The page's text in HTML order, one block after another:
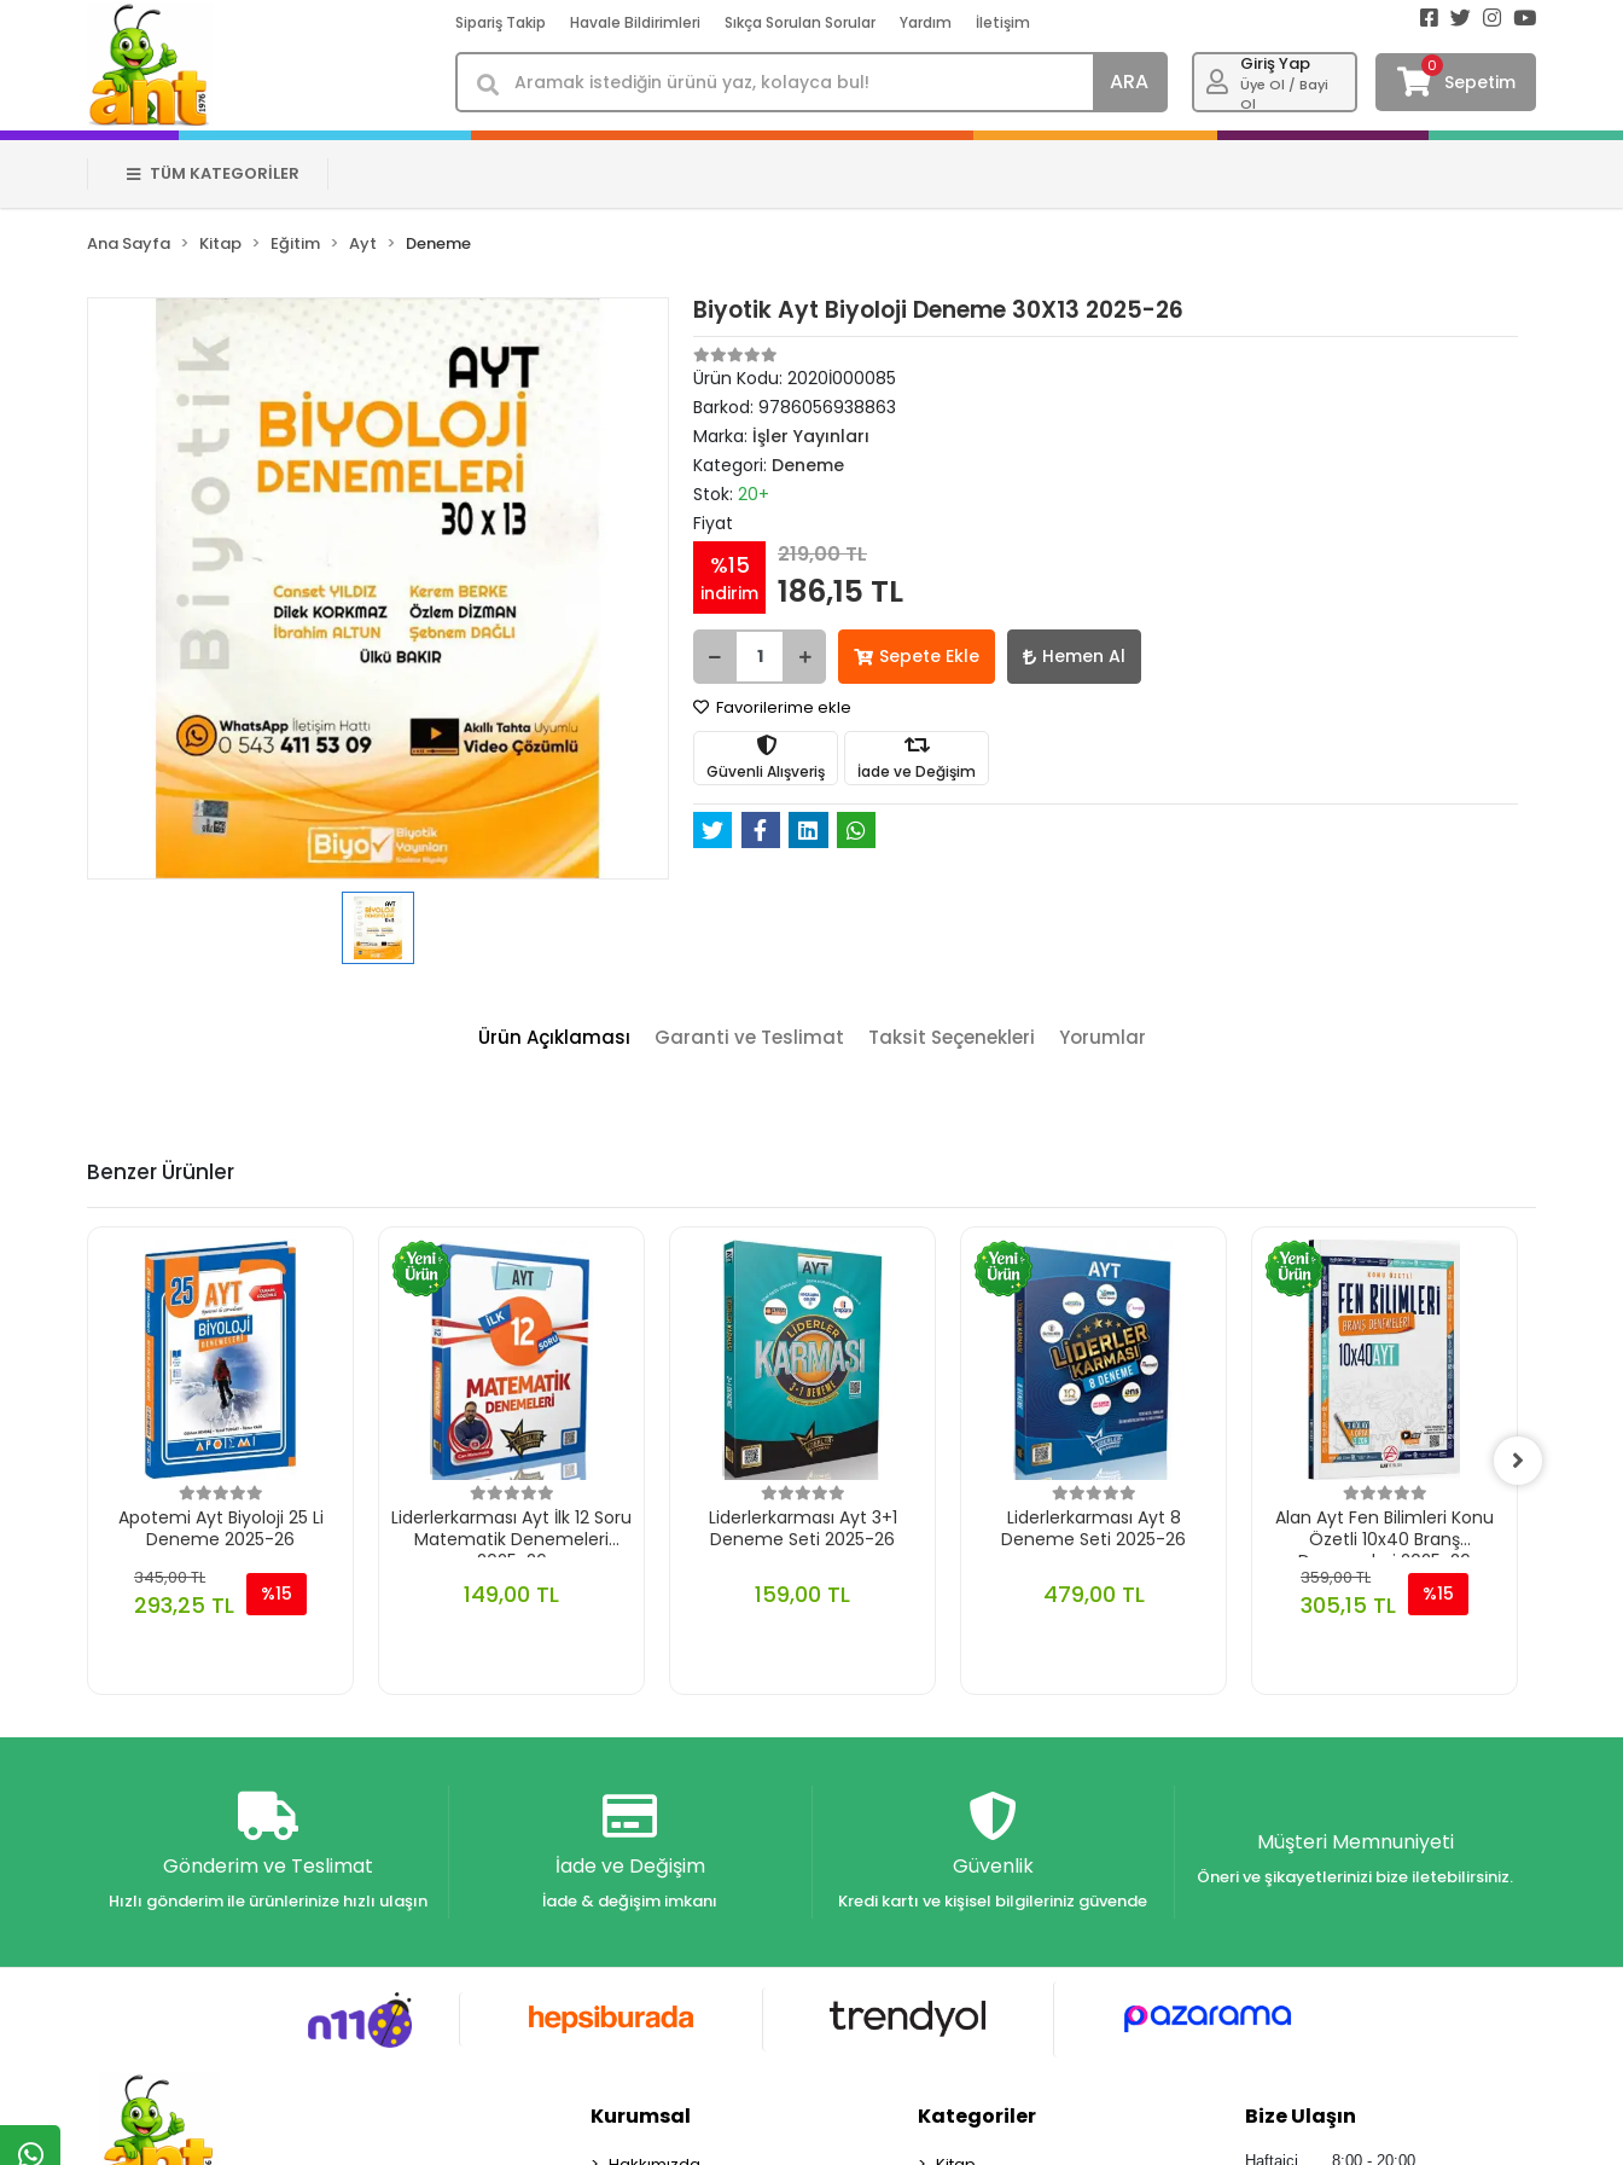
Sipariş Takip Havale Bildirimleri Sıkça Sorulan Sorular Yardım İletişim
ARA
Giriş Yap
Üye Ol / Bayi
Ol
0
Sepetim
TÜM KATEGORİLER
Ana Sayfa Kitap Eğitim Ayt Deneme
Biyotik Ayt Biyoloji Deneme 30X13 2025-26
Ürün Kodu:2020İ000085
Barkod:9786056938863
Marka: İşler Yayınları
Kategori: Deneme
Stok:20+
Fiyat
%15
indirim
219,00 TL
186,15 TL
Sepete Ekle Hemen Al
Favorilerime ekle
Güvenli Alışveriş İade ve Değişim
Ürün Açıklaması Garanti ve Teslimat Taksit Seçenekleri Yorumlar
Benzer Ürünler
Apotemi Ayt Biyoloji 25 Li
Deneme 2025-26
345,00 TL
293,25 TL %15
Liderlerkarması Ayt İlk 12 Soru
Matematik Denemeleri
2025-26
149,00 TL
Liderlerkarması Ayt 3+1
Deneme Seti 2025-26
159,00 TL
Liderlerkarması Ayt 8
Deneme Seti 2025-26
479,00 TL
Alan Ayt Fen Bilimleri Konu
Özetli 10x40 Branş
Denemeleri 2025-26
359,00 TL
305,15 TL %15
Gönderim ve Teslimat
Hızlı gönderim ile ürünlerinize hızlı ulaşın
İade ve Değişim
İade & değişim imkanı
Güvenlik
Kredi kartı ve kişisel bilgileriniz güvende
Müşteri Memnuniyeti
Öneri ve şikayetlerinizi bize iletebilirsiniz.
Kurumsal Kategoriler Bize Ulaşın
Haftaiçi 8:00 - 20:00